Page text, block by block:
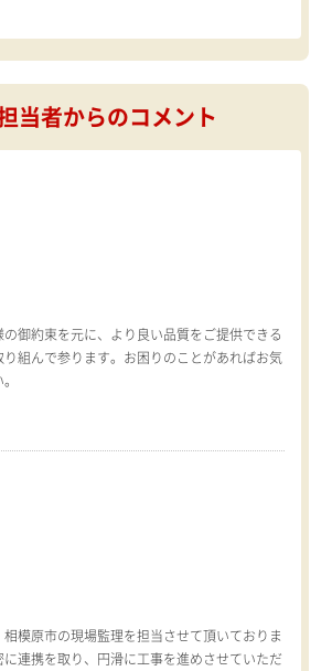
当者からのコメント
御約束を元に、より良い品質をご提供できる
組んで参ります。お困りのことがあればお気
模原市の現場監理を担当させて頂いておりま
連携を取り、円滑に工事を進めさせていただ